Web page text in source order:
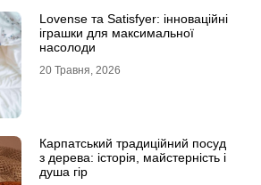
Lovense та Satisfyer: інноваційні
іграшки для максимальної
насолоди
20 Травня, 2026
Карпатський традиційний посуд
з дерева: історія, майстерність і
душа гір